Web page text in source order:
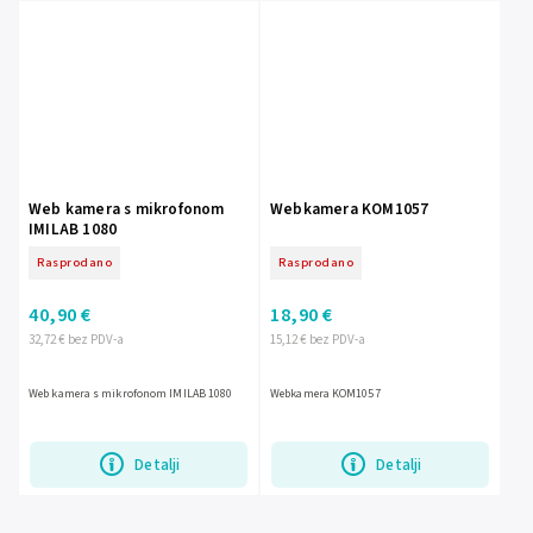
Web kamera s mikrofonom
IMILAB 1080
Rasprodano
32,72 € bez PDV-a
40,90 €
Detalji
Web kamera s mikrofonom IMILAB 1080
Webkamera KOM1057
Rasprodano
15,12 € bez PDV-a
18,90 €
Detalji
Webkamera KOM1057